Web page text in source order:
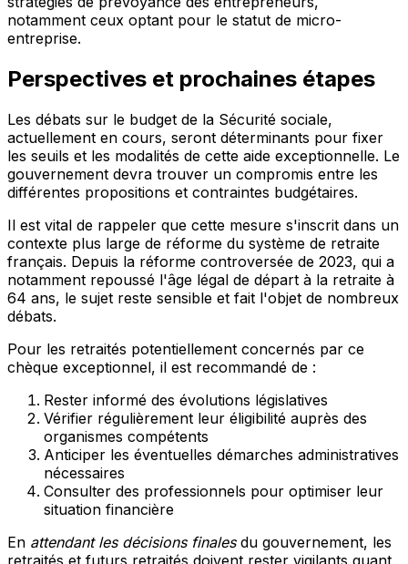
notamment ceux optant pour le statut de micro-
entreprise.
Perspectives et prochaines étapes
Les débats sur le budget de la Sécurité sociale,
actuellement en cours, seront déterminants pour fixer
les seuils et les modalités de cette aide exceptionnelle. Le
gouvernement devra trouver un compromis entre les
différentes propositions et contraintes budgétaires.
Il est vital de rappeler que cette mesure s'inscrit dans un
contexte plus large de réforme du système de retraite
français. Depuis la réforme controversée de 2023, qui a
notamment repoussé l'âge légal de départ à la retraite à
64 ans, le sujet reste sensible et fait l'objet de nombreux
débats.
Pour les retraités potentiellement concernés par ce
chèque exceptionnel, il est recommandé de :
Rester informé des évolutions législatives
Vérifier régulièrement leur éligibilité auprès des
organismes compétents
Anticiper les éventuelles démarches administratives
nécessaires
Consulter des professionnels pour optimiser leur
situation financière
En attendant les décisions finalesdu gouvernement, les